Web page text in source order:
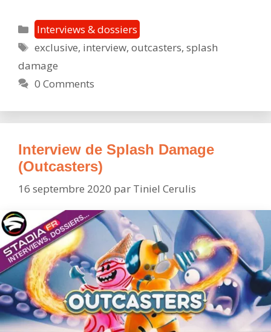
Catégories
Interviews & dossiers
Étiquettes
exclusive, interview,outcasters,splash
damage
0 Comments
Interview de Splash Damage
(Outcasters)
16 septembre 2020 par Tiniel Cerulis